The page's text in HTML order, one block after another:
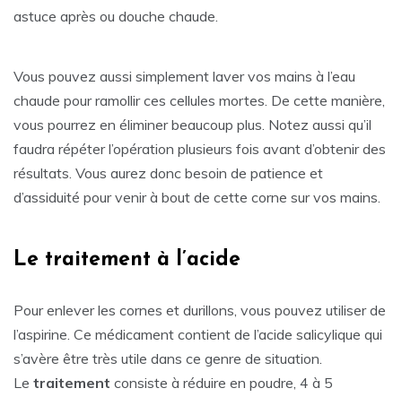
astuce après ou douche chaude.
Vous pouvez aussi simplement laver vos mains à l’eau
chaude pour ramollir ces cellules mortes. De cette manière,
vous pourrez en éliminer beaucoup plus. Notez aussi qu’il
faudra répéter l’opération plusieurs fois avant d’obtenir des
résultats. Vous aurez donc besoin de patience et
d’assiduité pour venir à bout de cette corne sur vos mains.
Le traitement à l’acide
Pour enlever les cornes et durillons, vous pouvez utiliser de
l’aspirine. Ce médicament contient de l’acide salicylique qui
s’avère être très utile dans ce genre de situation.
Le traitement consiste à réduire en poudre, 4 à 5